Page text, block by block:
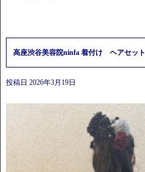
高座渋谷美容院ninfa 着付け ヘアセット
投稿日 2026年3月19日